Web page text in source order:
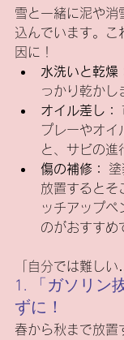
雪と一緒に泥や消
込んでいます。こ
因に！
水洗いと乾燥
っかり乾かし
オイル差し：
プレーやオイ
と、サビの進
傷の補修：
塗
放置するとそ
ッチアップペ
のがおすすめ
「自分では難し
1. 「ガソリン
ずに！
春から秋まで放置